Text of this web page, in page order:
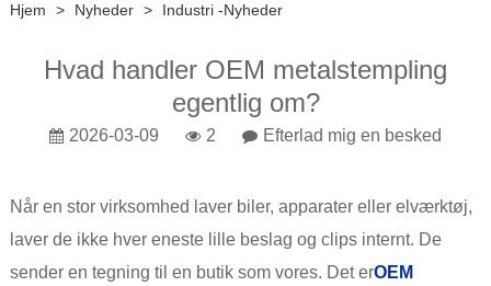
Hjem > Nyheder > Industri -nyheder
Hvad handler OEM metalstempling
egentlig om?
2026-03-09 2 Efterlad mig en besked
Når en stor virksomhed laver biler, apparater eller elværktøj,
laver de ikke hver eneste lille beslag og clips internt. De
sender en tegning til en butik som vores. Det erOEM